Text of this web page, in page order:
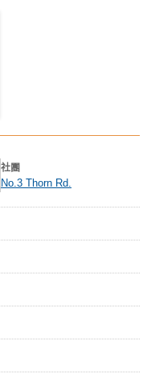
社團
No.3 Thorn Rd.